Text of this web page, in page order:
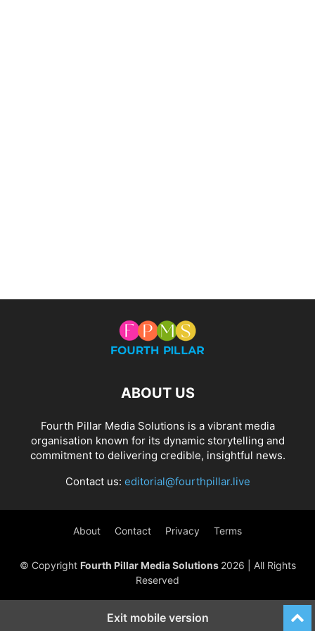
ABOUT US
Fourth Pillar Media Solutions is a vibrant media
organisation known for its dynamic storytelling and
commitment to delivering credible, insightful news.
Contact us: editorial@fourthpillar.live
About Contact Privacy Terms
© Copyright Fourth Pillar Media Solutions 2026 | All Rights
Reserved
Exit mobile version